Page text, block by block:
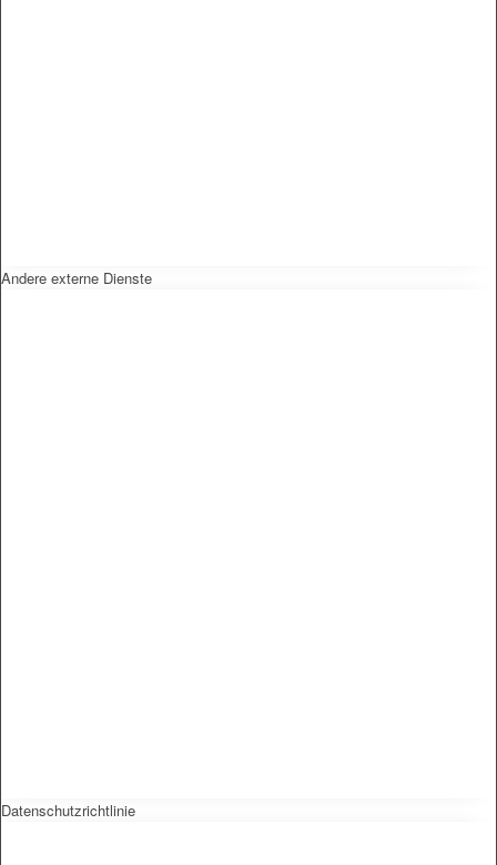
Andere externe Dienste
Datenschutzrichtlinie